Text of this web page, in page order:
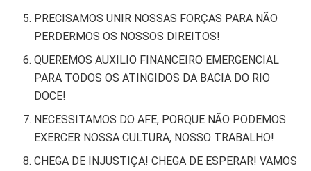
PRECISAMOS UNIR NOSSAS FORÇAS PARA NÃO
PERDERMOS OS NOSSOS DIREITOS!
QUEREMOS AUXILIO FINANCEIRO EMERGENCIAL
PARA TODOS OS ATINGIDOS DA BACIA DO RIO
DOCE!
NECESSITAMOS DO AFE, PORQUE NÃO PODEMOS
EXERCER NOSSA CULTURA, NOSSO TRABALHO!
CHEGA DE INJUSTIÇA! CHEGA DE ESPERAR! VAMOS